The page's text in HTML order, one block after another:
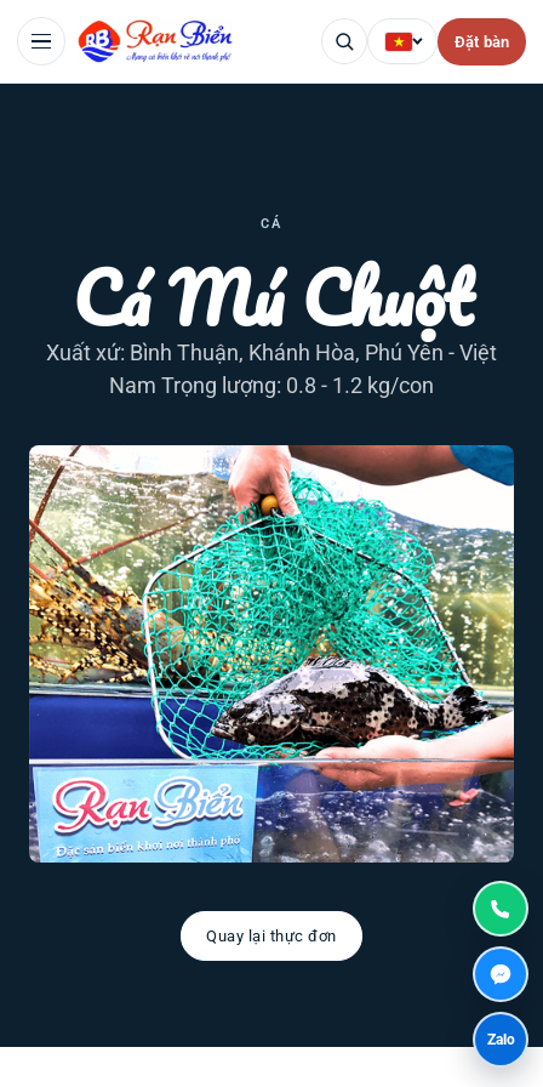
Đặt bàn
CÁ
Cá Mú Chuột
Xuất xứ: Bình Thuận, Khánh Hòa, Phú Yên - Việt
Nam Trọng lượng: 0.8 - 1.2 kg/con
Quay lại thực đơn
Zalo